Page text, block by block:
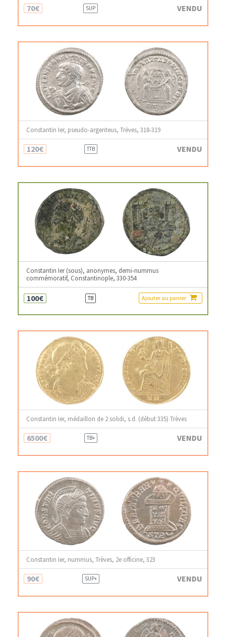
70€ SUP VENDU
Constantin Ier, pseudo-argenteus, Trèves, 318-319
120€ TTB VENDU
Constantin Ier (sous), anonymes, demi-nummus
commémoratif, Constantinople, 330-354
100€ TB Ajouter au panier
Constantin Ier, médaillon de 2 solidi, s.d. (début 335) Trèves
6500€ TB+ VENDU
Constantin Ier, nummus, Trèves, 2e officine, 323
90€ SUP+ VENDU